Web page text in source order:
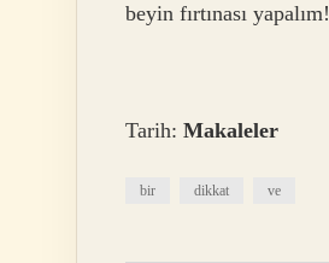
beyin fırtınası yapalım!
Tarih: Makaleler
bir dikkat ve